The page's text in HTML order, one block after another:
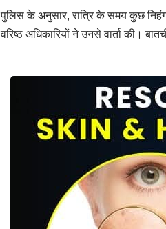
पुलिस के अनुसार, रात्रि के समय कुछ निहंग
वरिष्ठ अधिकारियों ने उनसे वार्ता की।